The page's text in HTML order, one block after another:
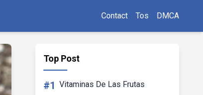
Contact Tos DMCA
Top Post
#1 Vitaminas De Las Frutas